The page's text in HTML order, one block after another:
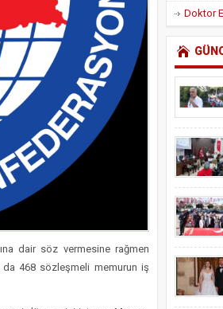
dair söz vermesine rağmen
da 468 sözleşmeli memurun iş